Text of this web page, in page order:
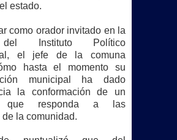
estado.
como orador invitado en la
Instituto Político
el jefe de la comuna
hasta el momento su
municipal ha dado
la conformación de un
que responda a las
la comunidad.